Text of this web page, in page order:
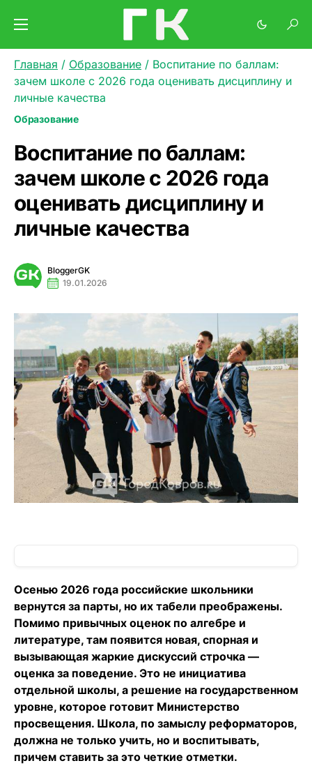
Главная / Образование / Воспитание по баллам:
зачем школе с 2026 года оценивать дисциплину и
личные качества
Образование
Воспитание по баллам:
зачем школе с 2026 года
оценивать дисциплину и
личные качества
BloggerGK
19.01.2026
Осенью 2026 года российские школьники
вернутся за парты, но их табели преображены.
Помимо привычных оценок по алгебре и
литературе, там появится новая, спорная и
вызывающая жаркие дискуссий строчка —
оценка за поведение. Это не инициатива
отдельной школы, а решение на государственном
уровне, которое готовит Министерство
просвещения. Школа, по замыслу реформаторов,
должна не только учить, но и воспитывать,
причем ставить за это четкие отметки.